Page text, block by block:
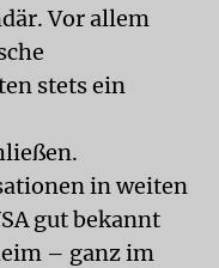
Vor allem
stets ein
in weiten
gut bekannt
– ganz im